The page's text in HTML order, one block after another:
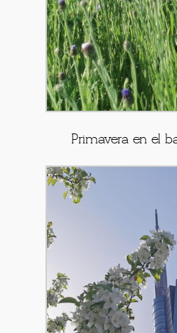
Primavera en el